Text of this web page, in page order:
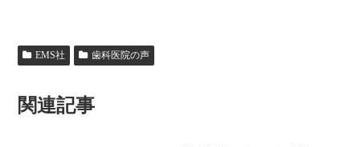
EMS社 歯科医院の声
関連記事